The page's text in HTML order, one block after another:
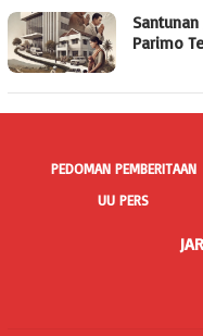
Parimo
PEDOMAN PEMBERITAAN
UU PERS